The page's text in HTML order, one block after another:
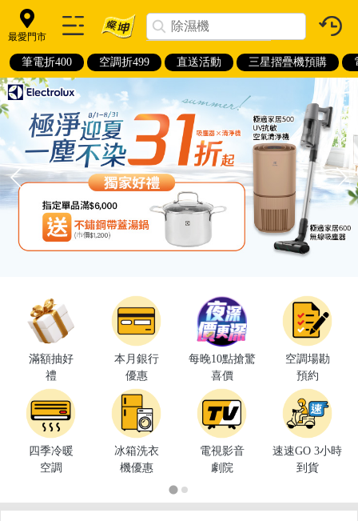
最愛門市
筆電折400 空調折499 直送活動 三星摺疊機預購
滿額抽好
禮
本月銀行
優惠
每晚10點搶驚
喜價
空調場勘
預約
四季冷暖
空調
冰箱洗衣
機優惠
電視影音
劇院
速速GO 3小時
到貨